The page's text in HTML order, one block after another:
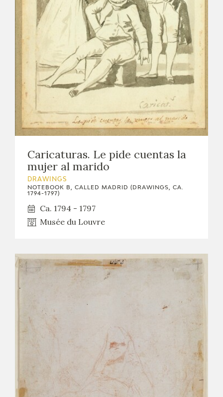
Caricaturas. Le pide cuentas la
mujer al marido
DRAWINGS
NOTEBOOK B, CALLED MADRID (DRAWINGS, CA.
1794-1797)
Ca. 1794 - 1797
Musée du Louvre